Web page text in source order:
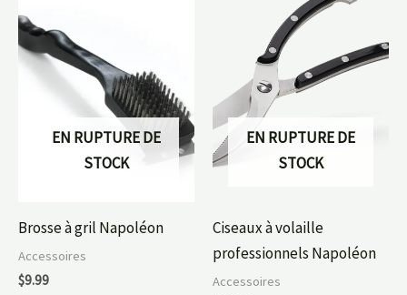
EN RUPTURE DE
STOCK
Brosse à gril Napoléon
Accessoires
$9.99
EN RUPTURE DE
STOCK
Ciseaux à volaille
professionnels Napoléon
Accessoires